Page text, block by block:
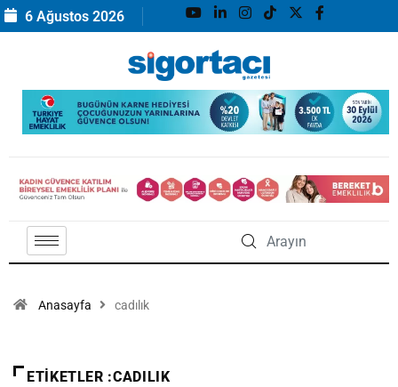
6 Ağustos 2026
Anasayfa cadılık
ETIKETLER :CADILIK